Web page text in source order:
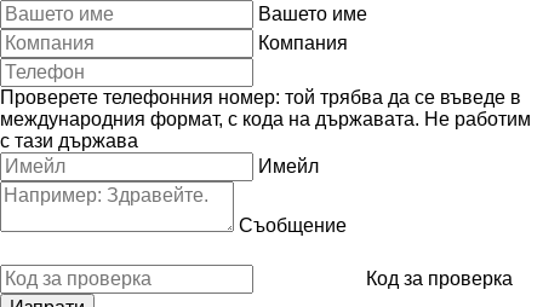
Вашето име
Компания
Проверете телефонния номер: той трябва да се въведе в
международния формат, с кода на държавата. Не работим
с тази държава
Имейл
Съобщение
Код за проверка